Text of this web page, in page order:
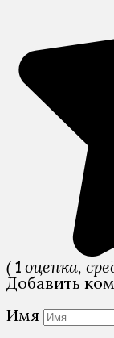
( 1 оценка,
Добавить
Имя